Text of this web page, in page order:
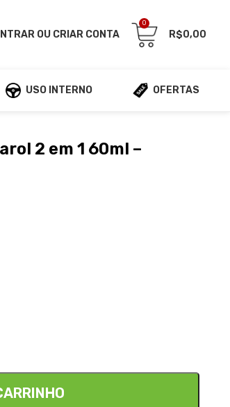
OU CRIAR CONTA
0
R$0,00
USO INTERNO OFERTAS
2 em 1 60ml –